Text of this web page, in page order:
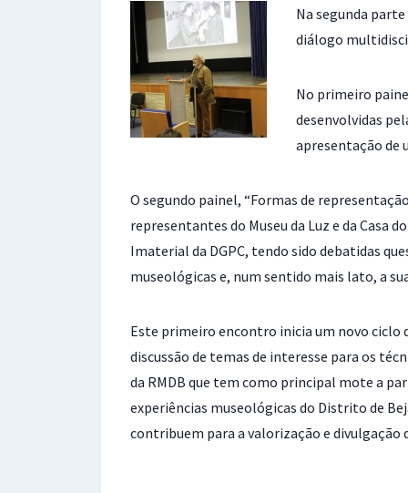
Na segunda
diálogo
No primeiro
desenvolvidas
apresentação de
O segundo painel, “Formas de
representantes do Museu da Luz e da Casa
Imaterial da DGPC, tendo sido debatidas
museológicas e, num sentido mais lato, a
Este primeiro encontro inicia um novo ciclo
discussão de temas de interesse para os
da RMDB que tem como principal mote a
experiências museológicas do Distrito de
contribuem para a valorização e divulgação